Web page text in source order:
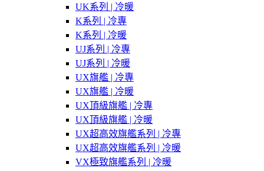
UK系列 | 冷暖
K系列 | 冷專
K系列 | 冷暖
UJ系列 | 冷專
UJ系列 | 冷暖
UX旗艦 | 冷專
UX旗艦 | 冷暖
UX頂級旗艦 | 冷專
UX頂級旗艦 | 冷暖
UX超高效旗艦系列 | 冷專
UX超高效旗艦系列 | 冷暖
VX極致旗艦系列 | 冷暖